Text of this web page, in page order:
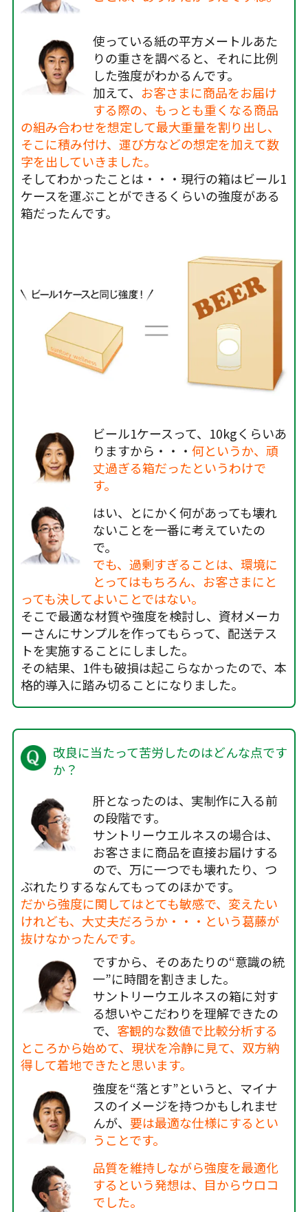
使っている紙の平方メートルあた
りの重さを調べると、それに比例
した強度がわかるんです。
加えて、 お客さまに商品をお届け
する際の、もっとも重くなる商品
の組み合わせを想定して最大重量を割り出し、
そこに積み付け、運び方などの想定を加えて数
字を出していきました。
そしてわかったことは・・・現行の箱はビール1
ケースを運ぶことができるくらいの強度がある
箱だったんです。
ビール1ケースって、10kgくらいあ
りますから・・・ 何というか、頑
丈過ぎる箱だったというわけで
す。
はい、とにかく何があっても壊れ
ないことを一番に考えていたの
で。
でも、過剰すぎることは、環境に
とってはもちろん、お客さまにと
っても決してよいことではない。
そこで最適な材質や強度を検討し、資材メーカ
ーさんにサンプルを作ってもらって、配送テス
トを実施することにしました。
その結果、1件も破損は起こらなかったので、本
格的導入に踏み切ることになりました。
改良に当たって苦労したのはどんな点です
か？
肝となったのは、実制作に入る前
の段階です。
サントリーウエルネスの場合は、
お客さまに商品を直接お届けする
ので、万に一つでも壊れたり、つ
ぶれたりするなんてもってのほかです。
だから強度に関してはとても敏感で、変えたい
けれども、大丈夫だろうか・・・という葛藤が
抜けなかったんです。
ですから、そのあたりの“意識の統
一”に時間を割きました。
サントリーウエルネスの箱に対す
る想いやこだわりを理解できたの
で、 客観的な数値で比較分析する
ところから始めて、現状を冷静に見て、双方納
得して着地できたと思います。
強度を“落とす”というと、マイナ
スのイメージを持つかもしれませ
んが、 要は最適な仕様にするとい
うことです。
品質を維持しながら強度を最適化
するという発想は、目からウロコ
でした。